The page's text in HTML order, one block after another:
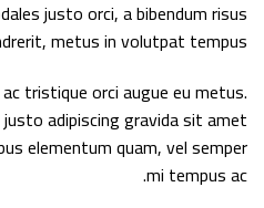
justo orci, a bibendum risus
metus in volutpat tempus.
tristique orci augue eu metus.
adipiscing gravida sit amet
elementum quam, vel semper
mi tempus ac.